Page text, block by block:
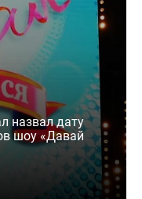
назвал дату
шоу «Давай